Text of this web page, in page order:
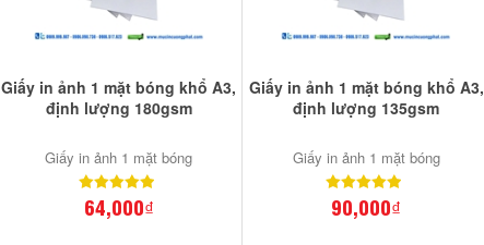
Giấy in ảnh 1 mặt bóng khổ A3,
định lượng 180gsm
Giấy in ảnh 1 mặt bóng
64,000₫
Giấy in ảnh 1 mặt bóng khổ A3,
định lượng 135gsm
Giấy in ảnh 1 mặt bóng
90,000₫